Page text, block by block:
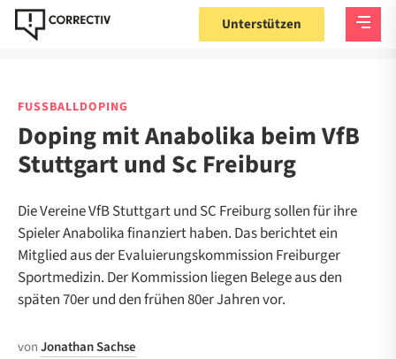
Unterstützen
FUSSBALLDOPING
Doping mit Anabolika beim VfB
Stuttgart und Sc Freiburg
Die Vereine VfB Stuttgart und SC Freiburg sollen für ihre
Spieler Anabolika finanziert haben. Das berichtet ein
Mitglied aus der Evaluierungskommission Freiburger
Sportmedizin. Der Kommission liegen Belege aus den
späten 70er und den frühen 80er Jahren vor.
vonJonathan Sachse